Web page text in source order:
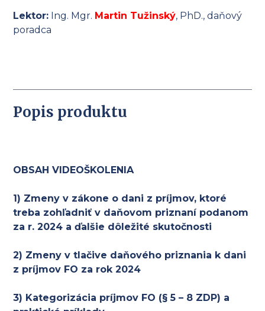
Lektor: Ing. Mgr. Martin Tužinský, PhD., daňový
poradca
Popis produktu
OBSAH VIDEOŠKOLENIA
1) Zmeny v zákone o dani z príjmov, ktoré
treba zohľadniť v daňovom priznaní podanom
za r. 2024 a ďalšie dôležité skutočnosti
2) Zmeny v tlačive daňového priznania k dani
z príjmov FO za rok 2024
3) Kategorizácia príjmov FO (§ 5 – 8 ZDP) a